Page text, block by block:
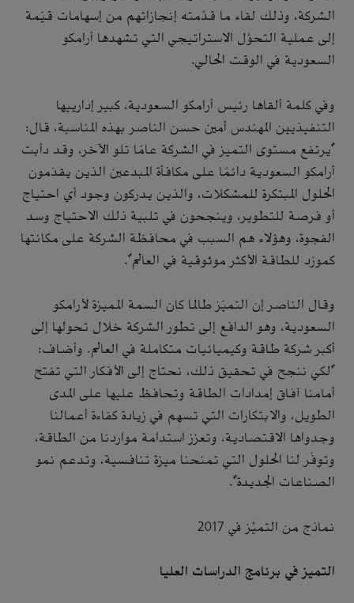
الشركة، وذلك لقاء ما قدَّمته إنجازاتهم من إسهامات قيّمة
إلى عملية التحوُّل الاستراتيجي التي تشهدها أرامكو
السعودية في الوقت الحالي.
وفي كلمة ألقاها رئيس أرامكو السعودية، كبير إدارييها
التنفيذيين المهندس أمين حسن الناصر بهذه المناسبة، قال:
"يرتفع مستوى التميز في الشركة عامًا تلو الآخر، وقد دأبت
أرامكو السعودية دائمًا على مكافأة المبدعين الذين يقدّمون
الحلول المبتكرة للمشكلات، والذين يدركون وجود أي احتياج
أو فرصة للتطوير، وينجحون في تلبية ذلك الاحتياج وسد
الفجوة، وهؤلاء هم السبب في محافظة الشركة على مكانتها
كمورّد للطاقة الأكثر موثوقية في العالم".
وقال الناصر إن التميّز طالما كان السمة المميزة لأرامكو
السعودية، وهو الدافع إلى تطور الشركة خلال تحولها إلى
أكبر شركة طاقة وكيميائيات متكاملة في العالم. وأضاف:
"لكي ننجح في تحقيق ذلك، نحتاج إلى الأفكار التي تفتح
أمامنا آفاق إمدادات الطاقة وتحافظ عليها على المدى
الطويل، والابتكارات التي تسهم في زيادة كفاءة أعمالنا
وجدواها الاقتصادية، وتعزز استدامة مواردنا من الطاقة،
وتوفّر لنا الحلول التي تمنحنا ميزة تنافسية، وتدعم نمو
الصناعات الجديدة".
نماذج من التميُّز في 2017
التميز في برنامج الدراسات العليا